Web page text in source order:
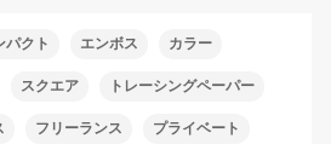
パクト エンボス カラー
スクエア トレーシングペーパー
フリーランス プライベート